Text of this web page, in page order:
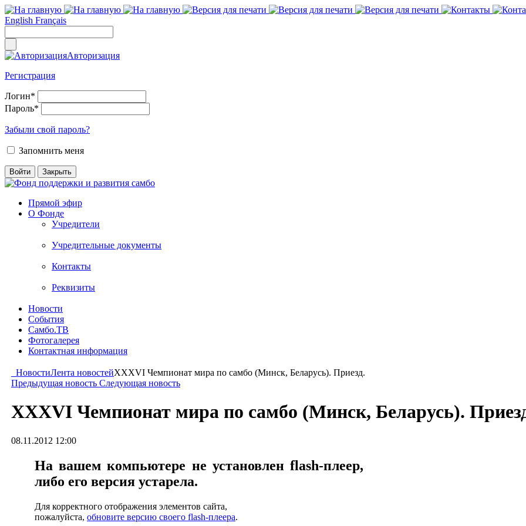
English Français
Авторизация
Регистрация
Логин*
Пароль*
Забыли свой пароль?
Запомнить меня
Прямой эфир
О Фонде
Учредители
Учредительные документы
Контакты
Реквизиты
Новости
События
Самбо.ТВ
Фотогалерея
Контактная информация
НовостиЛента новостейXXXVI Чемпионат мира по самбо (Минск, Беларусь). Приезд.
Предыдущая новость Следующая новость
XXXVI Чемпионат мира по самбо (Минск, Беларусь).
08.11.2012 12:00
На вашем компьютере не установлен flash-плеер,
либо его версия устарела.
Для корректного отображения элементов сайта,
пожалуйста, обновите версию своего flash-плеера.